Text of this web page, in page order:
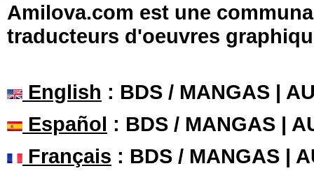
Amilova.com est une
traducteurs d'oeuvres
English : BDS / MANGAS |
Español : BDS / MANGAS |
Français : BDS / MANGAS |